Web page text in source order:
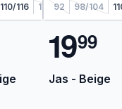
110/116 122/128
92 98/104
1999
Jas - Beige